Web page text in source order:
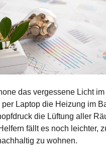
das vergessene Licht
Laptop die Heizung im
die Lüftung aller
fällt es noch leichter,
zu wohnen.